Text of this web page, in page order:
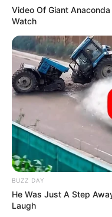
Video Of Giant
Watch
BUZZ DAY
He Was Just A Step
Laugh